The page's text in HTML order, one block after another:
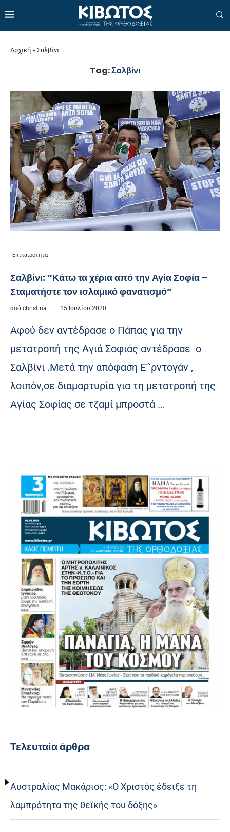
Αρχική » Σαλβίνι
Tag:Σαλβίνι
Επικαιρότητα
Σαλβίνι: “Κάτω τα χέρια από την Αγία Σοφία –
Σταματήστε τον ισλαμικό φανατισμό”
από christina 15 Ιουλίου 2020
Αφού δεν αντέδρασε ο Πάπας για την
μετατροπή της Αγιά Σοφιάς αντέδρασε ο
Σαλβίνι .Μετά την απόφαση Ε΅ρντογάν ,
λοιπόν,σε διαμαρτυρία για τη μετατροπή της
Αγίας Σοφίας σε τζαμί μπροστά …
Τελευταία άρθρα
Αυστραλίας Μακάριος: «Ο Χριστός έδειξε τη
λαμπρότητα της θεϊκής του δόξης»